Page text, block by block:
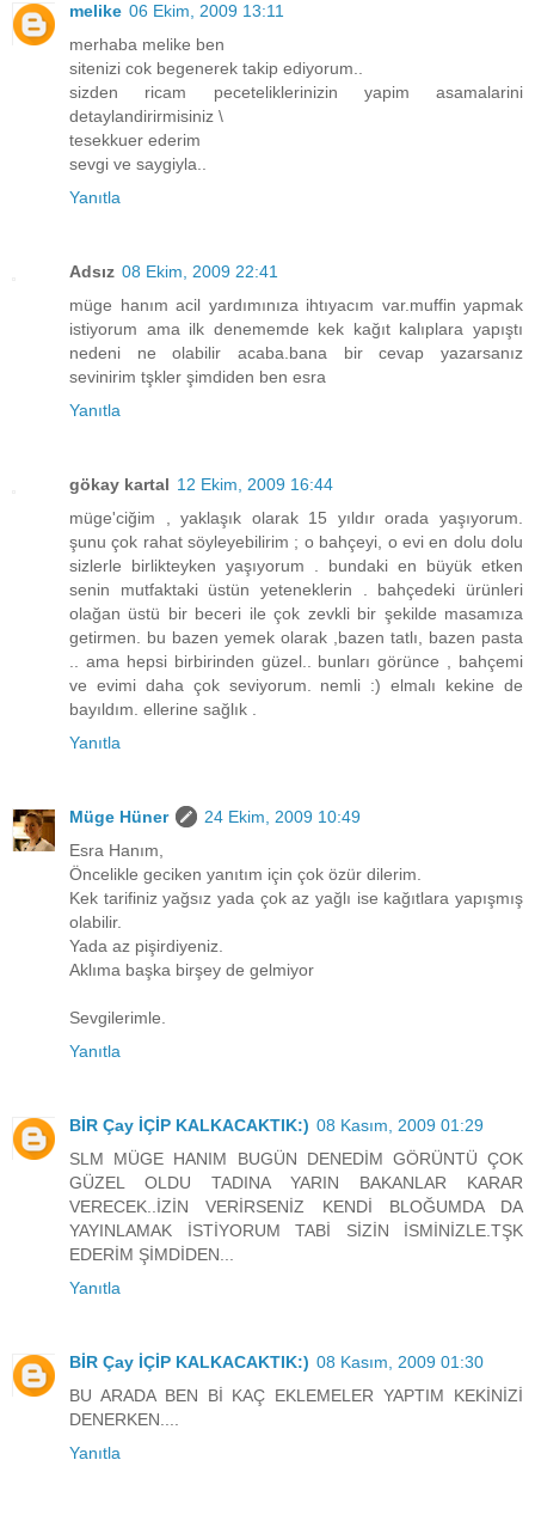
melike 06 Ekim, 2009 13:11
merhaba melike ben
sitenizi cok begenerek takip ediyorum..
sizden ricam peceteliklerinizin yapim asamalarini
detaylandirirmisiniz \
tesekkuer ederim
sevgi ve saygiyla..
Yanıtla
Adsız 08 Ekim, 2009 22:41
müge hanım acil yardımınıza ihtıyacım var.muffin yapmak
istiyorum ama ilk denememde kek kağıt kalıplara yapıştı
nedeni ne olabilir acaba.bana bir cevap yazarsanız
sevinirim tşkler şimdiden ben esra
Yanıtla
gökay kartal 12 Ekim, 2009 16:44
müge'ciğim , yaklaşık olarak 15 yıldır orada yaşıyorum.
şunu çok rahat söyleyebilirim ; o bahçeyi, o evi en dolu dolu
sizlerle birlikteyken yaşıyorum . bundaki en büyük etken
senin mutfaktaki üstün yeteneklerin . bahçedeki ürünleri
olağan üstü bir beceri ile çok zevkli bir şekilde masamıza
getirmen. bu bazen yemek olarak ,bazen tatlı, bazen pasta
.. ama hepsi birbirinden güzel.. bunları görünce , bahçemi
ve evimi daha çok seviyorum. nemli :) elmalı kekine de
bayıldım. ellerine sağlık .
Yanıtla
Müge Hüner
24 Ekim, 2009 10:49
Esra Hanım,
Öncelikle geciken yanıtım için çok özür dilerim.
Kek tarifiniz yağsız yada çok az yağlı ise kağıtlara yapışmış
olabilir.
Yada az pişirdiyeniz.
Aklıma başka birşey de gelmiyor
Sevgilerimle.
Yanıtla
BİR Çay İÇİP KALKACAKTIK:) 08 Kasım, 2009 01:29
SLM MÜGE HANIM BUGÜN DENEDİM GÖRÜNTÜ ÇOK
GÜZEL OLDU TADINA YARIN BAKANLAR KARAR
VERECEK..İZİN VERİRSENİZ KENDİ BLOĞUMDA DA
YAYINLAMAK İSTİYORUM TABİ SİZİN İSMİNİZLE.TŞK
EDERİM ŞİMDİDEN...
Yanıtla
BİR Çay İÇİP KALKACAKTIK:) 08 Kasım, 2009 01:30
BU ARADA BEN Bİ KAÇ EKLEMELER YAPTIM KEKİNİZİ
DENERKEN....
Yanıtla